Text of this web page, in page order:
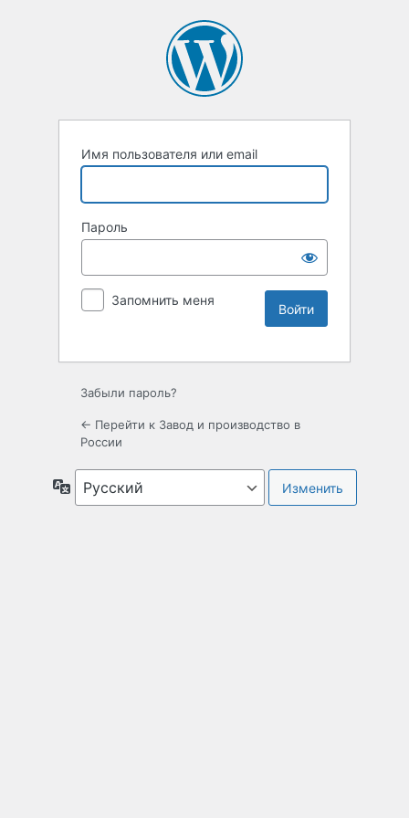
Имя пользователя или email
Пароль
Запомнить меня
Забыли пароль?
← Перейти к Завод и производство в
России
Язык